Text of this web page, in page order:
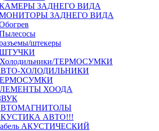
ЗАДНЕГО ВИДА
ЗАДНЕГО ВИДА
штекеры
ТЕРМОСУМКИ
ХОЛОДИЛЬНИКИ
ХООДА
АВТО!!!
АКУСТИЧЕСКИЙ